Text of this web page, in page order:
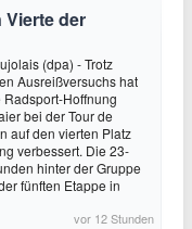
Vierte der
(dpa) - Trotz
Ausreißversuchs hat
Hoffnung
bei der Tour de
auf den vierten Platz
verbessert. Die 23-
hinter der Gruppe
fünften Etappe in
vor 12 Stunden